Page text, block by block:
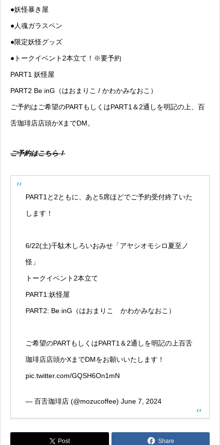
●妖怪暴き屋
●人魂ガラスペン
●限定妖怪グッズ
●トークイベント2本立て！※要予約
PART1 妖怪屋
PART2 BeːinG（はおまりこ / かわかみなおこ）
ご予約はご希望のPARTもしくはPART1＆2通しを明記の上、百
舌珈琲店店頭かXまでDM。
ご予約はこちら！
PART1と2ともに、あと5席ほどでご予約受付終了いた
します！
6/22(土)千駄木しろいおみせ「アヤシオモシロ夏至ノ
怪」
トークイベント2本立て
PART1:妖怪屋
PART2: BeːinG（はおまりこ かわかみなおこ）
ご希望のPARTもしくはPART1＆2通しを明記の上百舌
珈琲店店頭かXまでDMをお願いいたします！
pic.twitter.com/GQSH6On1mN
— 百舌珈琲店 (@mozucoffee) June 7, 2024
Post Share